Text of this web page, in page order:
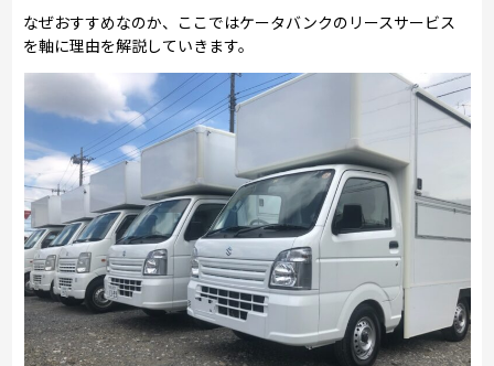
なぜおすすめなのか、ここではケータバンクのリースサービス
を軸に理由を解説していきます。